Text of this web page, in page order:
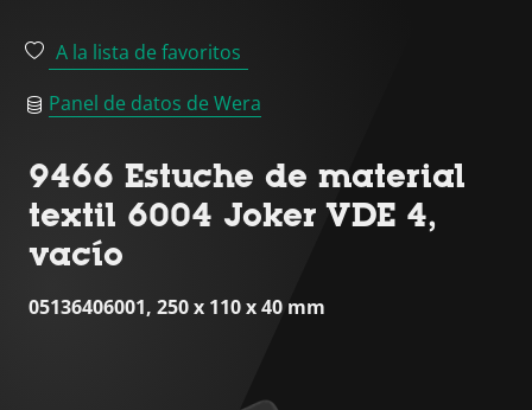
A la lista de favoritos
Panel de datos de Wera
9466 Estuche de material
textil 6004 Joker VDE 4,
vacío
05136406001, 250 x 110 x 40 mm